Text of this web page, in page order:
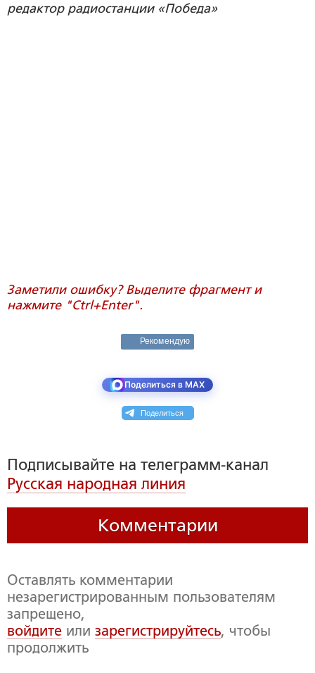
редактор радиостанции «Победа»
Заметили ошибку? Выделите фрагмент и
нажмите "Ctrl+Enter".
Рекомендую
Поделиться в MAX
Поделиться
Подписывайте на телеграмм-канал
Русская народная линия
Комментарии
Оставлять комментарии
незарегистрированным пользователям
запрещено,
войдите или зарегистрируйтесь, чтобы
продолжить